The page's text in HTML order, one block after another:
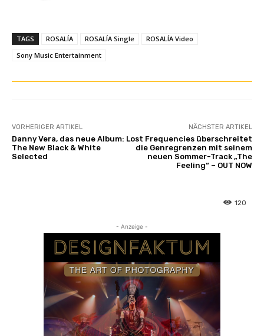
TAGS ROSALÍA ROSALÍA Single
ROSALÍA Video
Sony Music Entertainment
VORHERIGER ARTIKEL
Danny Vera, das neue Album:
The New Black & White
Selected
NÄCHSTER ARTIKEL
Lost Frequencies überschreitet
die Genregrenzen mit seinem
neuen Sommer-Track „The
Feeling“ – OUT NOW
120
- Anzeige -